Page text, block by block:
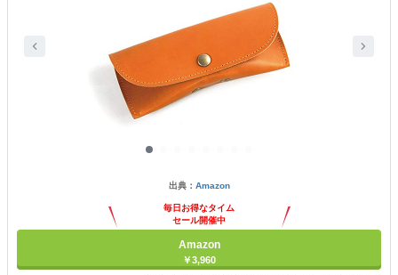
出典： Amazon
毎日お得なタイム
セール開催中
Amazon
￥3,960